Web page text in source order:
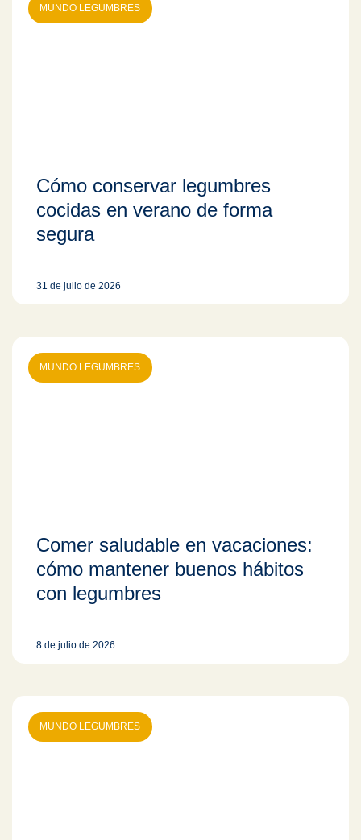
MUNDO LEGUMBRES
Cómo conservar legumbres
cocidas en verano de forma
segura
31 de julio de 2026
MUNDO LEGUMBRES
Comer saludable en vacaciones:
cómo mantener buenos hábitos
con legumbres
8 de julio de 2026
MUNDO LEGUMBRES